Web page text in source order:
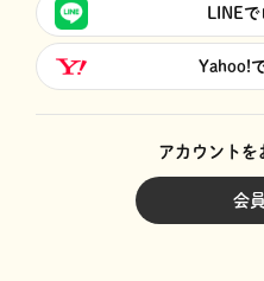
LINE
Yahoo!
アカウントを
会